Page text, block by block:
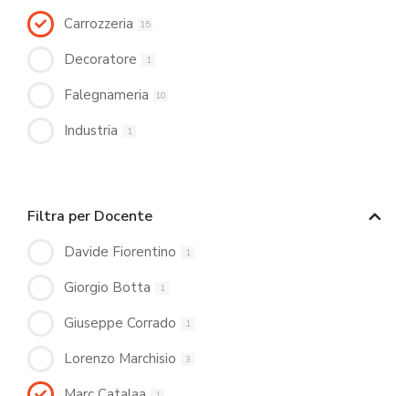
Carrozzeria 15
Decoratore 1
Falegnameria 10
Industria 1
Filtra per Docente
Davide Fiorentino 1
Giorgio Botta 1
Giuseppe Corrado 1
Lorenzo Marchisio 3